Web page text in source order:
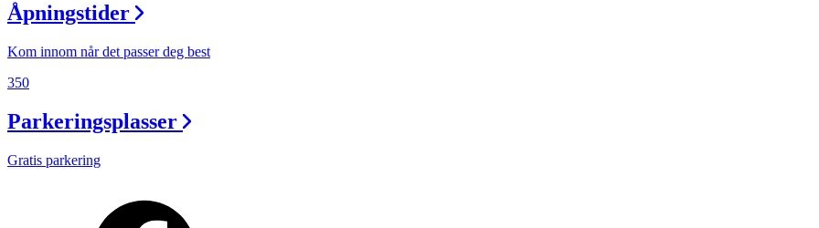
Åpningstider
Kom innom når det passer deg best
350
Parkeringsplasser
Gratis parkering